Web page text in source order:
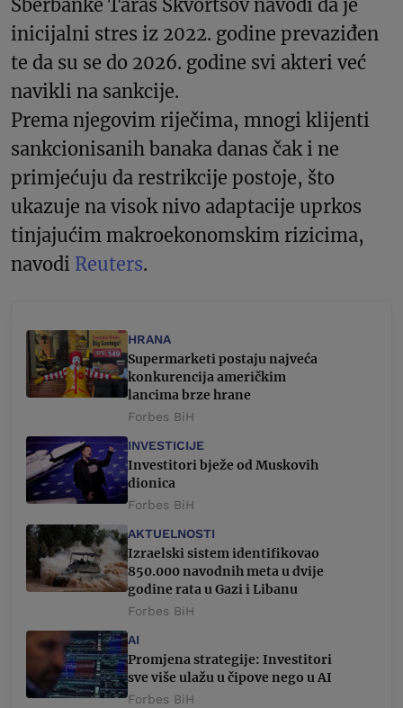
Sberbanke Taras Skvortsov navodi da je
inicijalni stres iz 2022. godine prevaziđen
te da su se do 2026. godine svi akteri već
navikli na sankcije.
Prema njegovim riječima, mnogi klijenti
sankcionisanih banaka danas čak i ne
primjećuju da restrikcije postoje, što
ukazuje na visok nivo adaptacije uprkos
tinjajućim makroekonomskim rizicima,
navodi Reuters.
HRANA
Supermarketi postaju najveća
konkurencija američkim
lancima brze hrane
Forbes BiH
INVESTICIJE
Investitori bježe od Muskovih
dionica
Forbes BiH
AKTUELNOSTI
Izraelski sistem identifikovao
850.000 navodnih meta u dvije
godine rata u Gazi i Libanu
Forbes BiH
AI
Promjena strategije: Investitori
sve više ulažu u čipove nego u AI
Forbes BiH